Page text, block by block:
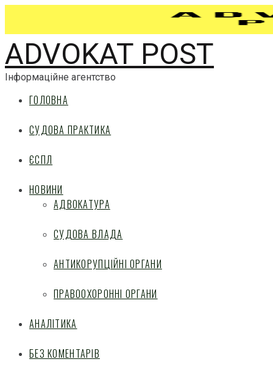
ADVOKAT POST
Інформаційне агентство
ГОЛОВНА
СУДОВА ПРАКТИКА
ЄСПЛ
НОВИНИ
АДВОКАТУРА
СУДОВА ВЛАДА
АНТИКОРУПЦІЙНІ ОРГАНИ
ПРАВООХОРОННІ ОРГАНИ
АНАЛІТИКА
БЕЗ КОМЕНТАРІВ